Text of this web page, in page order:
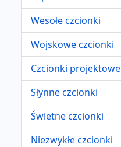
Wesołe czcionki
Wojskowe czcionki
Czcionki projektowe
Słynne czcionki
Świetne czcionki
Niezwykłe czcionki